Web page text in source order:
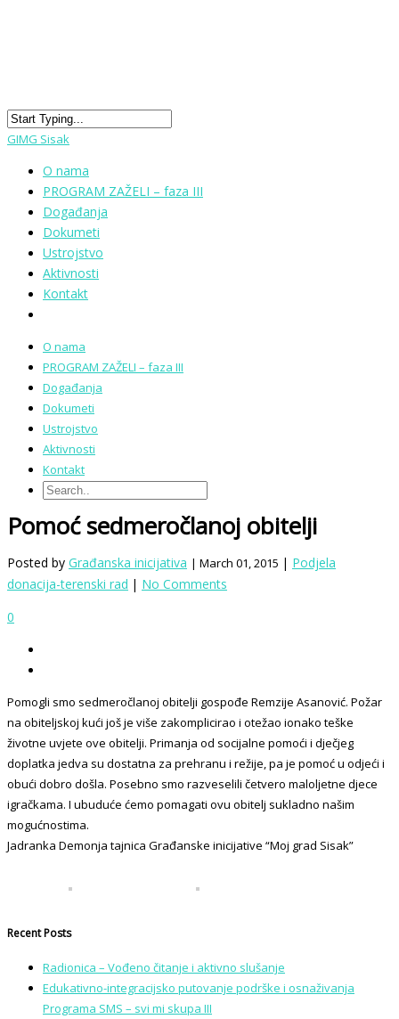
GIMG Sisak
O nama
PROGRAM ZAŽELI – faza III
Događanja
Dokumeti
Ustrojstvo
Aktivnosti
Kontakt
O nama
PROGRAM ZAŽELI – faza III
Događanja
Dokumeti
Ustrojstvo
Aktivnosti
Kontakt
Pomoć sedmeročlanoj obitelji
Posted by Građanska inicijativa | March 01, 2015 | Podjela
donacija-terenski rad | No Comments
0
Pomogli smo sedmeročlanoj obitelji gospođe Remzije Asanović. Požar
na obiteljskoj kući još je više zakomplicirao i otežao ionako teške
životne uvjete ove obitelji. Primanja od socijalne pomoći i dječjeg
doplatka jedva su dostatna za prehranu i režije, pa je pomoć u odjeći i
obući dobro došla. Posebno smo razveselili četvero maloljetne djece
igračkama. I ubuduće ćemo pomagati ovu obitelj sukladno našim
mogućnostima.
Jadranka Demonja tajnica Građanske inicijative “Moj grad Sisak”
Recent Posts
Radionica – Vođeno čitanje i aktivno slušanje
Edukativno-integracijsko putovanje podrške i osnaživanja
Programa SMS – svi mi skupa III